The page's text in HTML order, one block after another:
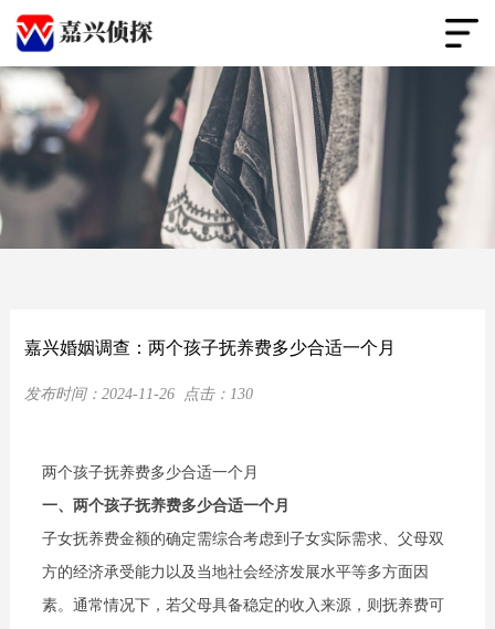
嘉兴婚姻调查：两个孩子抚养费多少合适一个月
发布时间： 2024-11-26点击： 130
两个孩子抚养费多少合适一个月
一、两个孩子抚养费多少合适一个月
子女抚养费金额的确定需综合考虑到子女实际需求、父母双
方的经济承受能力以及当地社会经济发展水平等多方面因
素。通常情况下，若父母具备稳定的收入来源，则抚养费可